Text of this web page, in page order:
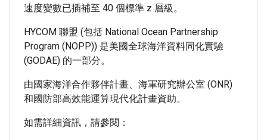
速度變數已插補至 40 個標準 z 層級。
HYCOM 聯盟 (包括 National Ocean Partnership
Program (NOPP)) 是美國全球海洋資料同化實驗
(GODAE) 的一部分。
由國家海洋合作夥伴計畫、海軍研究辦公室 (ONR)
和國防部高效能運算現代化計畫資助。
如需詳細資訊，請參閱：